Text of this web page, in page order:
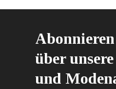
über
und